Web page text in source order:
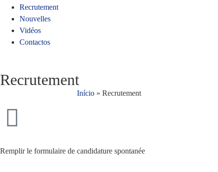
Recrutement
Nouvelles
Vidéos
Contactos
Recrutement
Início » Recrutement
Remplir le formulaire de candidature spontanée